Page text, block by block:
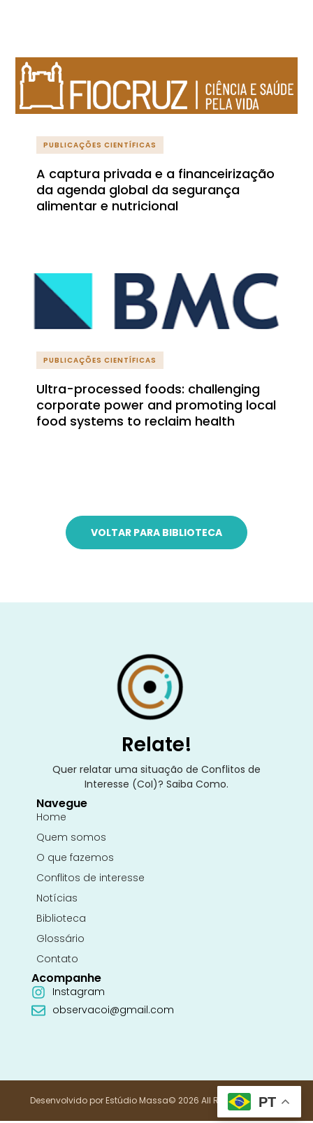
PUBLICAÇÕES CIENTÍFICAS
A captura privada e a financeirização
da agenda global da segurança
alimentar e nutricional
PUBLICAÇÕES CIENTÍFICAS
Ultra-processed foods: challenging
corporate power and promoting local
food systems to reclaim health
VOLTAR PARA BIBLIOTECA
Relate!
Quer relatar uma situação de Conflitos de
Interesse (CoI)? Saiba Como.
Navegue
Home
Quem somos
O que fazemos
Conflitos de interesse
Notícias
Biblioteca
Glossário
Contato
Acompanhe
Instagram
observacoi@gmail.com
Desenvolvido por Estúdio Massa© 2026 All Rights Reserved.
PT